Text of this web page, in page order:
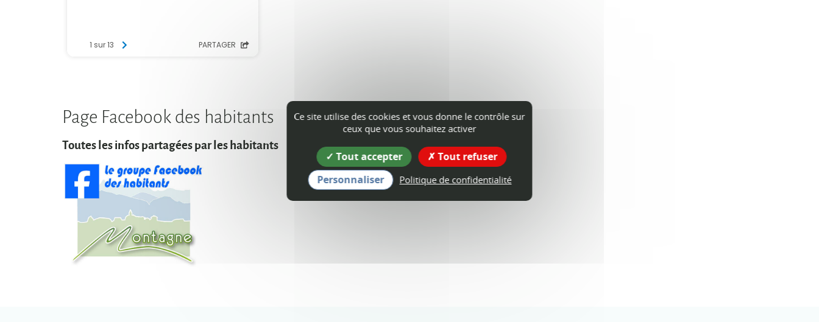
Page Facebook des habitants
Toutes les infos partagées par les habitants
Ce site utilise des cookies et vous donne le contrôle sur
ceux que vous souhaitez activer
Tout accepter
Tout refuser
Personnaliser
Politique de confidentialité